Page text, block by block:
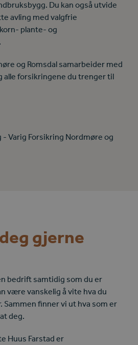
Du kan også utvide
avling med valgfrie
plante- og
og Romsdal samarbeider med
alle forsikringene du trenger til
gjerne
bedrift samtidig som du er
være vanskelig å vite hva du
finner vi ut hva som er
deg.
Huus Farstad er